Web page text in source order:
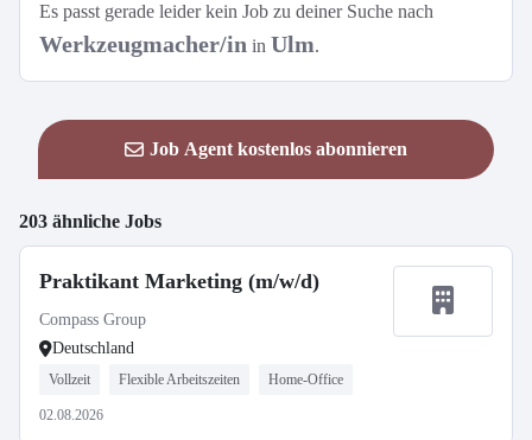
Es passt gerade leider kein Job zu deiner Suche nach
Werkzeugmacher/in in Ulm.
Job Agent kostenlos abonnieren
203 ähnliche Jobs
Praktikant Marketing (m/w/d)
Compass Group
Deutschland
Vollzeit Flexible Arbeitszeiten Home-Office
02.08.2026